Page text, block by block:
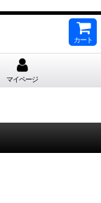
カート
マイページ